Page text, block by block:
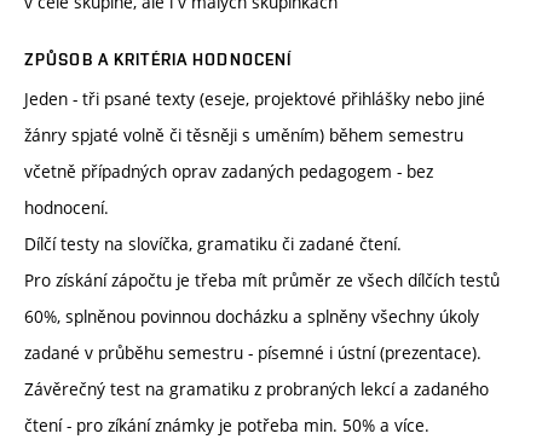
ZPŮSOB A KRITÉRIA HODNOCENÍ
Jeden - tři psané texty (eseje, projektové přihlášky nebo jiné
žánry spjaté volně či těsněji s uměním) během semestru
včetně případných oprav zadaných pedagogem - bez
hodnocení.
Dílčí testy na slovíčka, gramatiku či zadané čtení.
Pro získání zápočtu je třeba mít průměr ze všech dílčích testů
60%, splněnou povinnou docházku a splněny všechny úkoly
zadané v průběhu semestru - písemné i ústní (prezentace).
Závěrečný test na gramatiku z probraných lekcí a zadaného
čtení - pro zíkání známky je potřeba min. 50% a více.